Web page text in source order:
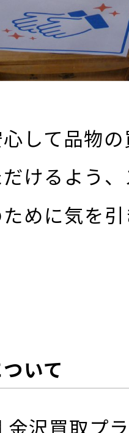
して品物
けるよう
めに気を
いて
金沢買取プ